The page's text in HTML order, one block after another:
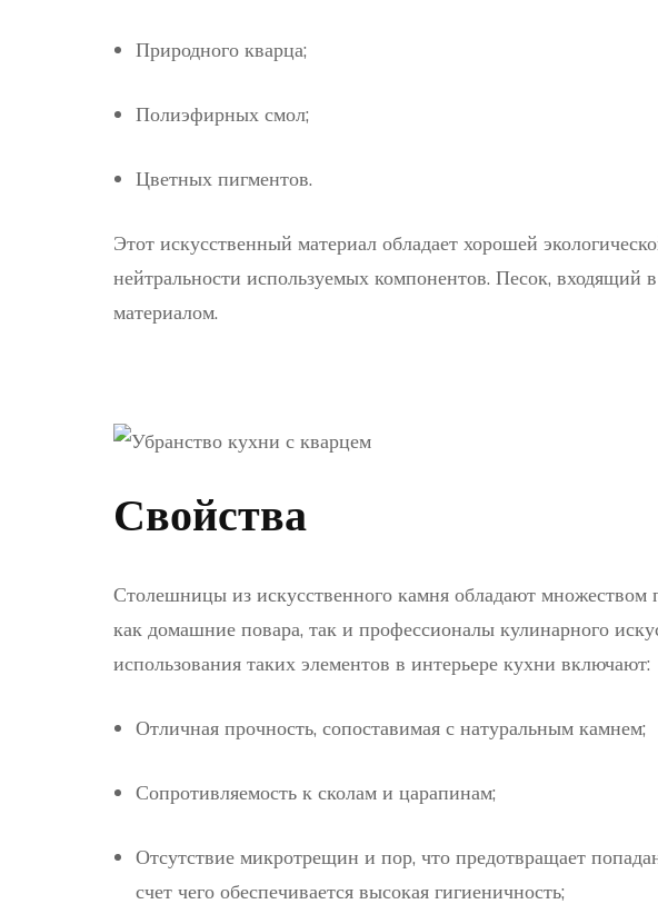
Природного кварца;
Полиэфирных смол;
Цветных пигментов.
Этот искусственный материал обладает хорошей
нейтральности используемых компонентов. Песок, входящий
материалом.
Свойства
Столешницы из искусственного камня обладают множеством
как домашние повара, так и профессионалы кулинарного
использования таких элементов в интерьере кухни включают:
Отличная прочность, сопоставимая с натуральным камнем;
Сопротивляемость к сколам и царапинам;
Отсутствие микротрещин и пор, что предотвращает
счет чего обеспечивается высокая гигиеничность;